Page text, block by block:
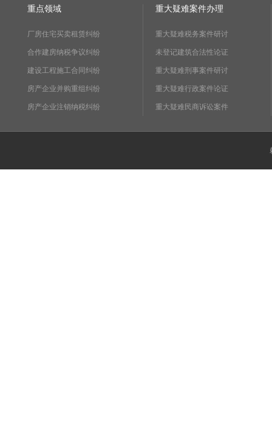
重点领域
厂房住宅买卖租赁纠纷
合作建房纳税争议纠纷
建设工程施工合同纠纷
房产企业并购重组纠纷
房产企业注销纳税纠纷
重大疑难案件办理
重大疑难税务案件研讨
未登记建筑合法性论证
重大疑难刑事案件研讨
重大疑难行政案件论证
重大疑难民商诉讼案件